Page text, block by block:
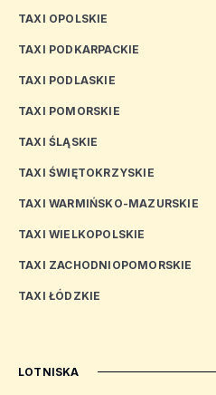
TAXI OPOLSKIE
TAXI PODKARPACKIE
TAXI PODLASKIE
TAXI POMORSKIE
TAXI ŚLĄSKIE
TAXI ŚWIĘTOKRZYSKIE
TAXI WARMIŃSKO-MAZURSKIE
TAXI WIELKOPOLSKIE
TAXI ZACHODNIOPOMORSKIE
TAXI ŁÓDZKIE
LOTNISKA